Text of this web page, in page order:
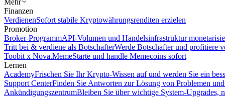
Mehr
Finanzen
VerdienenSofort stabile Kryptowährungsrenditen erzielen
Promotion
Broker-ProgrammAPI-Volumen und Handelsinfrastruktur
Tritt bei & verdiene als BotschafterWerde Botschafter und profitiere
Toobit x Nova.MemeStarte und handle Memecoins sofort
Lernen
AcademyFrischen Sie Ihr Krypto-Wissen auf und werden Sie ein
Support CenterFinden Sie Antworten zur Lösung von Problemen
AnkündigungszentrumBleiben Sie über wichtige System-Upgrades,